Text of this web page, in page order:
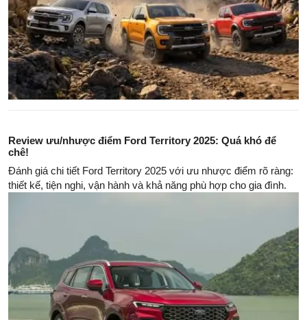
Review ưu/nhược điểm Ford Territory 2025: Quá khó để
chê!
Đánh giá chi tiết Ford Territory 2025 với ưu nhược điểm rõ ràng:
thiết kế, tiện nghi, vận hành và khả năng phù hợp cho gia đình.